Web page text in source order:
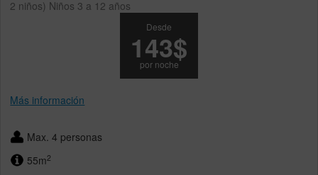
2 niños) Niños 3 a 12 años
Desde
143$
por noche
Más información
Max. 4 personas
55m2